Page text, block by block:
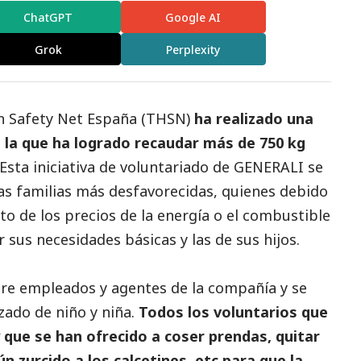
ChatGPT Google AI
Grok Perplexity
Net España (THSN) ha realizado una
que ha logrado recaudar más de 750 kg
iniciativa de voluntariado de GENERALI se
familias más desfavorecidas, quienes debido
de los precios de la energía o el combustible
necesidades básicas y las de sus hijos.
empleados y agentes de la compañía y se
de niño y niña. Todos los voluntarios que
se han ofrecido a coser prendas, quitar